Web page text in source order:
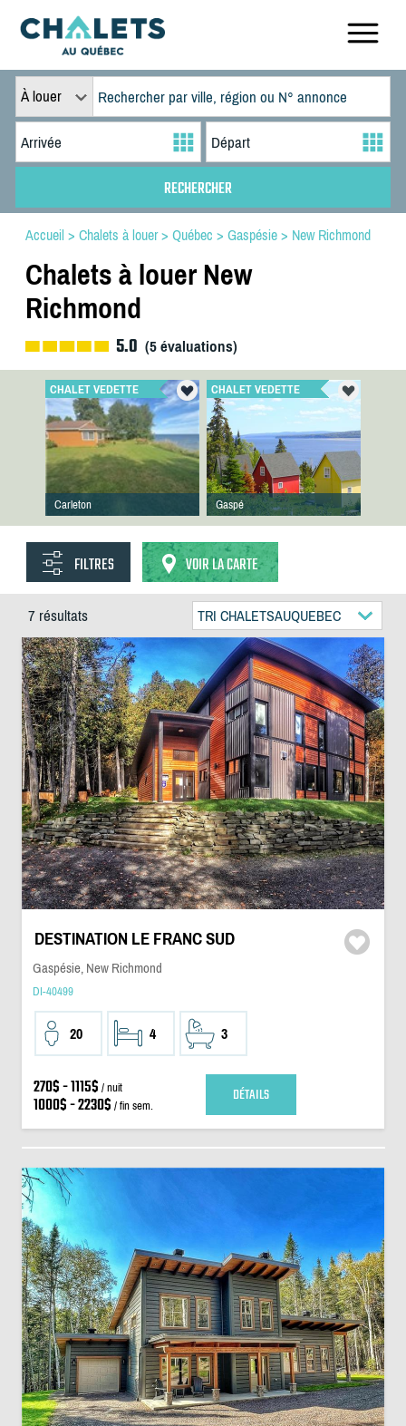
À louer
Accueil > Chalets à louer> Québec > Gaspésie> New Richmond
Chalets à louer New
Richmond
5.0 (5évaluations)
CHALET VEDETTE
Carleton
CHALET VEDETTE
Gaspé
FILTRES VOIR LA CARTE
7 résultats TRI CHALETSAUQUEBEC
DESTINATION LE FRANC SUD
Gaspésie, New Richmond
DI-40499
20 4 3
270$ - 1115$ / nuit
1000$ - 2230$ / fin sem. DÉTAILS